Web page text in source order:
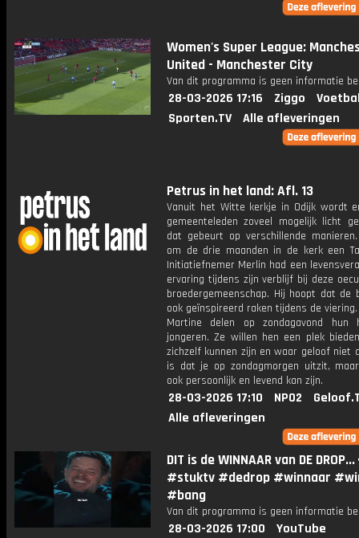
Women's Super League:
United - Manchester City
Van dit programma is geen informatie
28-03-2026 17:16 Ziggo
Sporten.TV
Alle afleveringen
Petrus in het land: Afl. 13
Vanuit het Witte kerkje in Odijk wordt
gemeenteleden zoveel mogelijk licht
dat gebeurt op verschillende
om de drie maanden in de kerk een
Initiatiefnemer Merlin had een
ervaring tijdens zijn verblijf bij deze
broedergemeenschap. Hij hoopt dat de
ook geïnspireerd raken tijdens de
Martine delen op zondagavond hun
jongeren. Ze willen hen een plek
zichzelf kunnen zijn en waar geloof niet
is dat je op zondagmorgen uitzit,
ook persoonlijk en levend kan zijn.
28-03-2026 17:10 NPO2
Alle afleveringen
DIT is de WINNAAR van DE
#stuktv #dedrop #winnaar
#bang
Van dit programma is geen informatie
28-03-2026 17:00
YouTube